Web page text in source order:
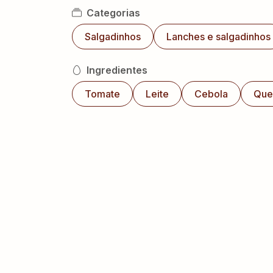
Categorias
Salgadinhos
Lanches e salgadinhos
Ingredientes
Tomate
Leite Cebola